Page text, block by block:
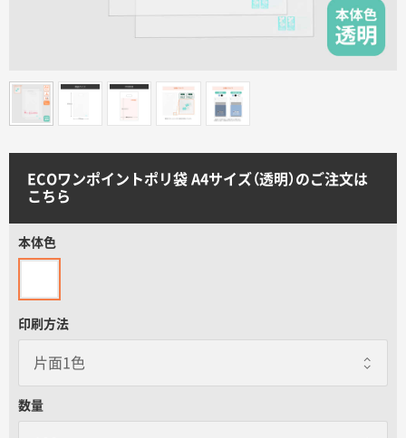
印刷色から探す
サイトメニュー
お見積書の作成方法
データ入稿ガイド
ECOワンポイントポリ袋 A4サイズ（透明）のご注文は
こちら
本体色
印刷方法
数量